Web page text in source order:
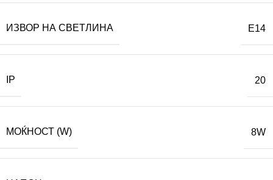
ИЗВОР НА СВЕТЛИНА E14
IP 20
МОЌНОСТ (W) 8W